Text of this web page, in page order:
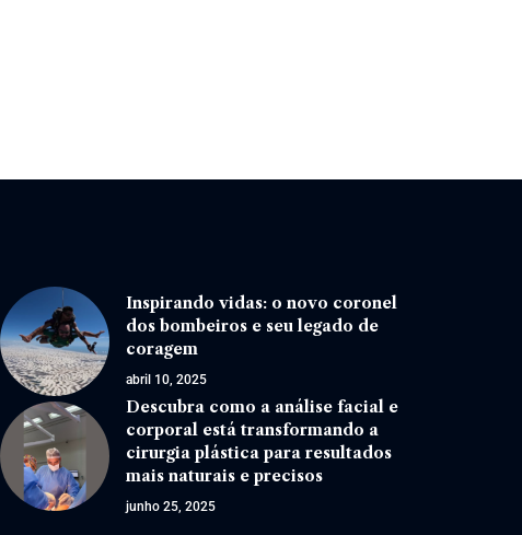
Inspirando vidas: o novo coronel
dos bombeiros e seu legado de
coragem
abril 10, 2025
Descubra como a análise facial e
corporal está transformando a
cirurgia plástica para resultados
mais naturais e precisos
junho 25, 2025